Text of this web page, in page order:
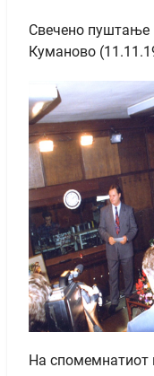
Свечено пуштање
Куманово
На спомемнатиот